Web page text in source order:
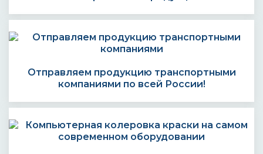
Отправляем продукцию транспортными
компаниями по всей России!